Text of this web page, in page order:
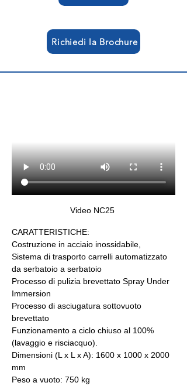
Richiedi la Brochure
Video NC25
CARATTERISTICHE:
Costruzione in acciaio inossidabile,
Sistema di trasporto carrelli automatizzato
da serbatoio a serbatoio
Processo di pulizia brevettato Spray Under
Immersion
Processo di asciugatura sottovuoto
brevettato
Funzionamento a ciclo chiuso al 100%
(lavaggio e risciacquo).
Dimensioni (L x L x A): 1600 x 1000 x 2000
mm
Peso a vuoto: 750 kg